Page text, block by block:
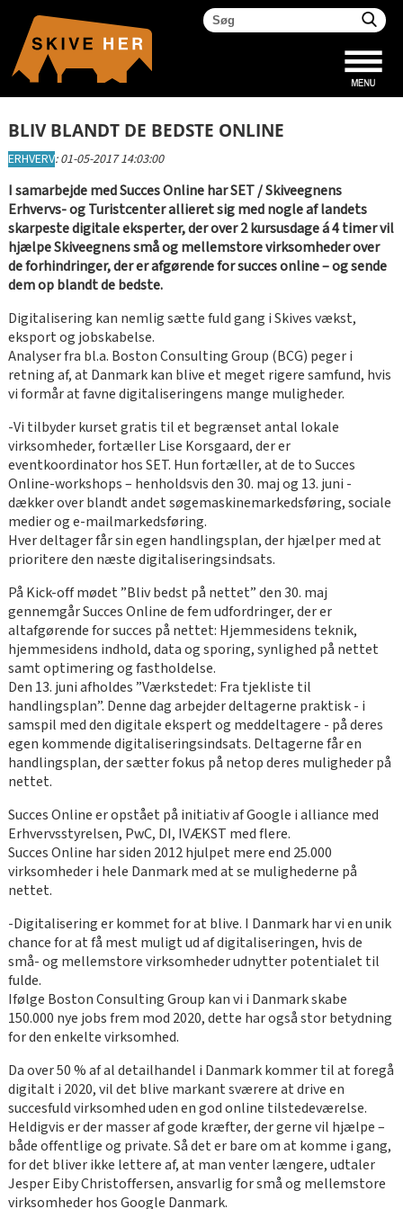
BLIV BLANDT DE BEDSTE ONLINE
ERHVERV:01-05-2017 14:03:00
I samarbejde med Succes Online har SET / Skiveegnens
Erhvervs- og Turistcenter allieret sig med nogle af landets
skarpeste digitale eksperter, der over 2 kursusdage á 4 timer vil
hjælpe Skiveegnens små og mellemstore virksomheder over
de forhindringer, der er afgørende for succes online – og sende
dem op blandt de bedste.
Digitalisering kan nemlig sætte fuld gang i Skives vækst,
eksport og jobskabelse.
Analyser fra bl.a. Boston Consulting Group (BCG) peger i
retning af, at Danmark kan blive et meget rigere samfund, hvis
vi formår at favne digitaliseringens mange muligheder.
-Vi tilbyder kurset gratis til et begrænset antal lokale
virksomheder, fortæller Lise Korsgaard, der er
eventkoordinator hos SET. Hun fortæller, at de to Succes
Online-workshops – henholdsvis den 30. maj og 13. juni -
dækker over blandt andet søgemaskinemarkedsføring, sociale
medier og e-mailmarkedsføring.
Hver deltager får sin egen handlingsplan, der hjælper med at
prioritere den næste digitaliseringsindsats.
På Kick-off mødet ”Bliv bedst på nettet” den 30. maj
gennemgår Succes Online de fem udfordringer, der er
altafgørende for succes på nettet: Hjemmesidens teknik,
hjemmesidens indhold, data og sporing, synlighed på nettet
samt optimering og fastholdelse.
Den 13. juni afholdes ”Værkstedet: Fra tjekliste til
handlingsplan”. Denne dag arbejder deltagerne praktisk - i
samspil med den digitale ekspert og meddeltagere - på deres
egen kommende digitaliseringsindsats. Deltagerne får en
handlingsplan, der sætter fokus på netop deres muligheder på
nettet.
Succes Online er opstået på initiativ af Google i alliance med
Erhvervsstyrelsen, PwC, DI, IVÆKST med flere.
Succes Online har siden 2012 hjulpet mere end 25.000
virksomheder i hele Danmark med at se mulighederne på
nettet.
-Digitalisering er kommet for at blive. I Danmark har vi en unik
chance for at få mest muligt ud af digitaliseringen, hvis de
små- og mellemstore virksomheder udnytter potentialet til
fulde.
Ifølge Boston Consulting Group kan vi i Danmark skabe
150.000 nye jobs frem mod 2020, dette har også stor betydning
for den enkelte virksomhed.
Da over 50 % af al detailhandel i Danmark kommer til at foregå
digitalt i 2020, vil det blive markant sværere at drive en
succesfuld virksomhed uden en god online tilstedeværelse.
Heldigvis er der masser af gode kræfter, der gerne vil hjælpe –
både offentlige og private. Så det er bare om at komme i gang,
for det bliver ikke lettere af, at man venter længere, udtaler
Jesper Eiby Christoffersen, ansvarlig for små og mellemstore
virksomheder hos Google Danmark.